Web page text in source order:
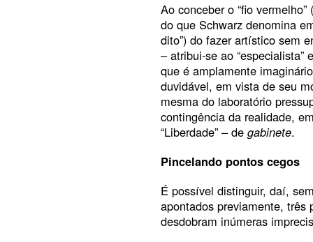
Ao conceber o “fio
do que Schwarz denomina
dito”) do fazer artístico sem
– atribui-se ao
que é amplamente
duvidável, em vista de seu
mesma do laboratório
contingência da realidade,
“Liberdade” – de gabinete.
Pincelando pontos cegos
É possível distinguir, daí,
apontados previamente, três
desdobram inúmeras